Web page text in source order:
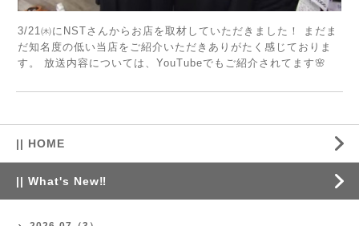
3/21㈭にNSTさんからお店を取材していただきました！ まだま
だ知名度の低い当店をご紹介いただきありがたく感じておりま
す。 放送内容については、YouTubeでもご紹介されてます🌸
|| HOME
|| What's New‼